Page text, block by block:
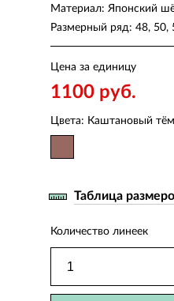
Материал: Японский
Размерный ряд: 48, 50,
Цена за единицу
1100 руб.
Цвета: Каштановый
Таблица
Количество линеек